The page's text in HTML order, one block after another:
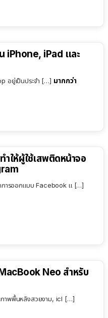
iPhone, iPad และ
อยู่เป็นประจำ […] มากกว่า
ให้ผู้ใช้เสพติดหน้าจอ
การออกแบบ Facebook แ […]
Neo สำหรับ
าพพื้นหลังสวยงาม, icl […]